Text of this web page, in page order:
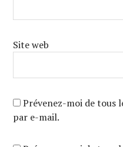
Site web
Prévenez-moi de tous
par e-mail.